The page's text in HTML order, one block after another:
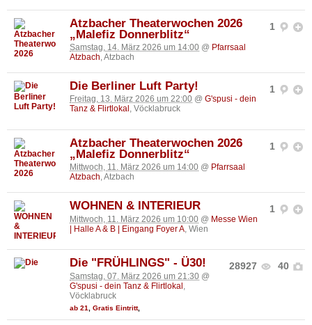
1
Atzbacher Theaterwochen 2026
„Malefiz Donnerblitz“
Samstag, 14. März 2026 um 14:00 @ Pfarrsaal
Atzbach, Atzbach
1
Die Berliner Luft Party!
Freitag, 13. März 2026 um 22:00 @ G'spusi - dein
Tanz & Flirtlokal , Vöcklabruck
1
Atzbacher Theaterwochen 2026
„Malefiz Donnerblitz“
Mittwoch, 11. März 2026 um 14:00 @ Pfarrsaal
Atzbach, Atzbach
1
WOHNEN & INTERIEUR
Mittwoch, 11. März 2026 um 10:00 @ Messe Wien
| Halle A & B | Eingang Foyer A , Wien
28927 40
Die "FRÜHLINGS" - Ü30!
Samstag, 07. März 2026 um 21:30 @
G'spusi - dein Tanz & Flirtlokal
Vöcklabruck
ab 21 Gratis Eintritt,